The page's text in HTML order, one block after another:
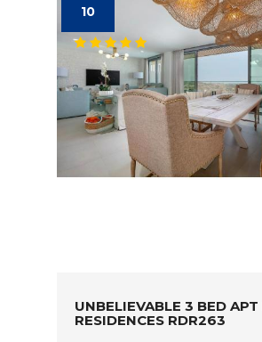
10
UNBELIEVABLE 3 BED APT
RESIDENCES RDR263